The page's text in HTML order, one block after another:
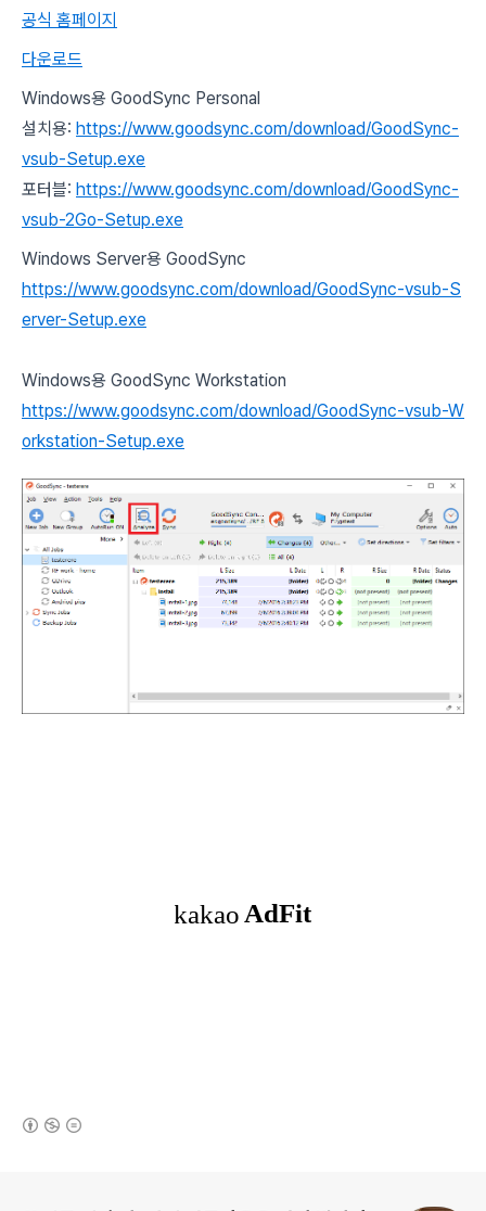
공식 홈페이지
다운로드
Windows용 GoodSync Personal
설치용: https://www.goodsync.com/download/GoodSync-
vsub-Setup.exe
포터블: https://www.goodsync.com/download/GoodSync-
vsub-2Go-Setup.exe
Windows Server용 GoodSync
https://www.goodsync.com/download/GoodSync-vsub-S
erver-Setup.exe
Windows용 GoodSync Workstation
https://www.goodsync.com/download/GoodSync-vsub-W
orkstation-Setup.exe